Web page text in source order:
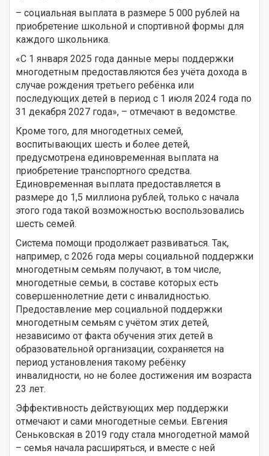
– социальная выплата в размере 5 000 рублей на
приобретение школьной и спортивной формы для
каждого школьника.
«С 1 января 2025 года данные меры поддержки
многодетным предоставляются без учёта дохода в
случае рождения третьего ребёнка или
последующих детей в период с 1 июля 2024 года по
31 декабря 2027 года», – отмечают в ведомстве.
Кроме того, для многодетных семей,
воспитывающих шесть и более детей,
предусмотрена единовременная выплата на
приобретение транспортного средства.
Единовременная выплата предоставляется в
размере до 1,5 миллиона рублей, только с начала
этого года такой возможностью воспользовались
шесть семей.
Система помощи продолжает развиваться. Так,
например, с 2026 года меры социальной поддержки
многодетным семьям получают, в том числе,
многодетные семьи, в составе которых есть
совершеннолетние дети с инвалидностью.
Предоставление мер социальной поддержки
многодетным семьям с учётом этих детей,
независимо от факта обучения этих детей в
образовательной организации, сохраняется на
период установления такому ребёнку
инвалидности, но не более достижения им возраста
23 лет.
Эффективность действующих мер поддержки
отмечают и сами многодетные семьи. Евгения
Сеньковская в 2019 году стала многодетной мамой
– семья начала расширяться, и вместе с ней